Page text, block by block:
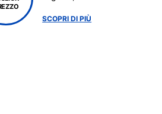
SCOPRI DI PIÙ